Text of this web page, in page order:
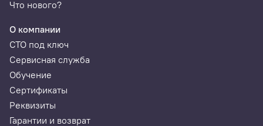
Что нового?
О компании
СТО под ключ
Сервисная служба
Обучение
Сертификаты
Реквизиты
Гарантии и возврат